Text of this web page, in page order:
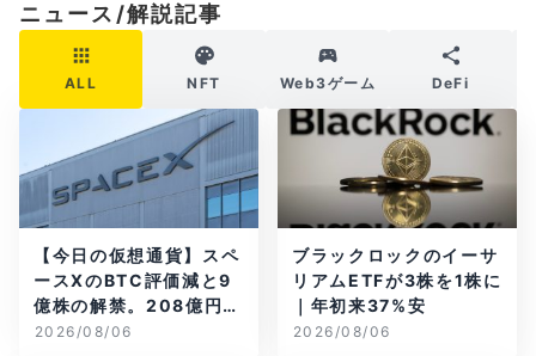
ニュース/解説記事
ALL NFT Web3ゲーム DeFi
【今日の仮想通貨】スペ
ースXのBTC評価減と9
億株の解禁。208億円相
当のBTCが盗難
2026/08/06
ブラックロックのイーサ
リアムETFが3株を1株に
｜年初来37%安
2026/08/06